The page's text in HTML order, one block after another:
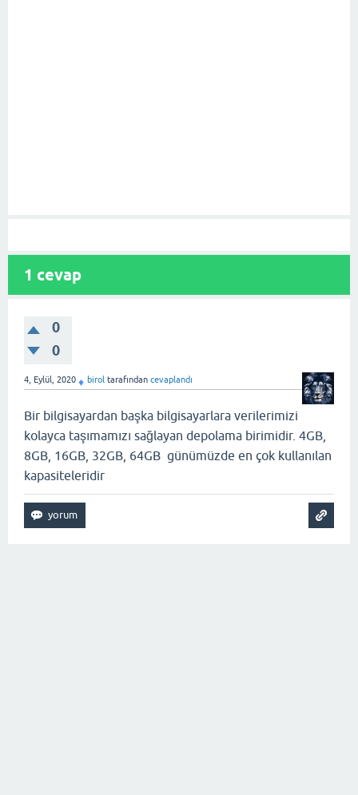
1 cevap
0
0
4, Eylül, 2020 ♦ birol tarafından cevaplandı
Bir bilgisayardan başka bilgisayarlara verilerimizi
kolayca taşımamızı sağlayan depolama birimidir. 4GB,
8GB, 16GB, 32GB, 64GB günümüzde en çok kullanılan
kapasiteleridir